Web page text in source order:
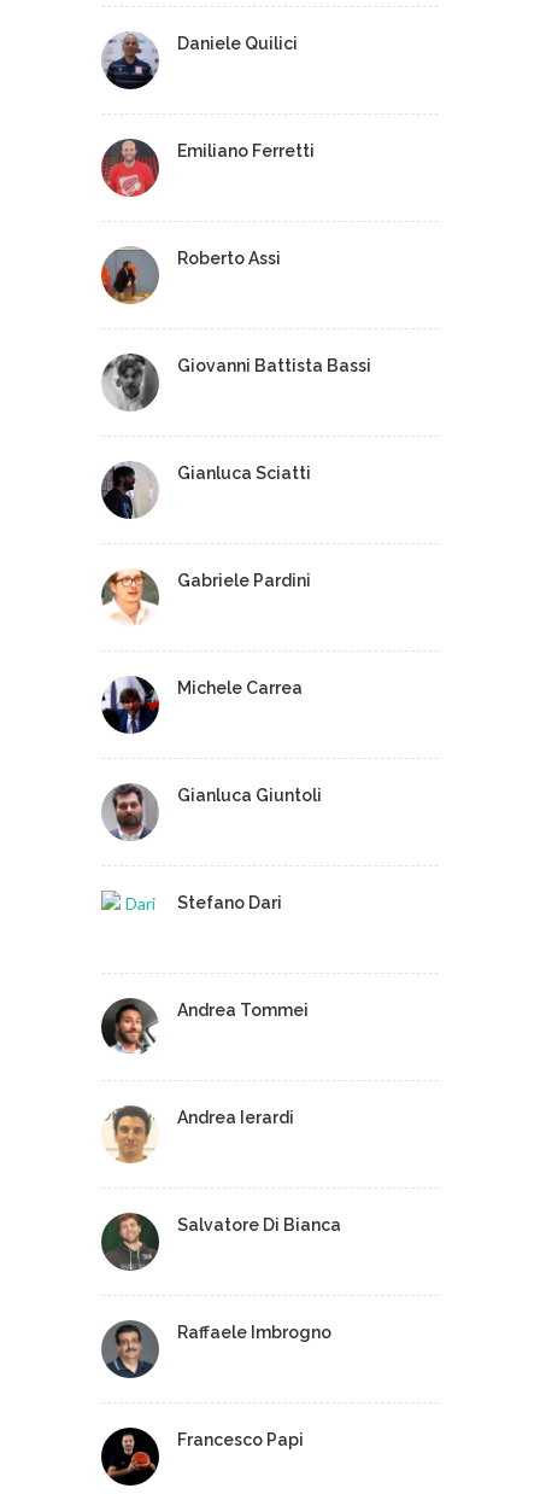
Daniele Quilici
Emiliano Ferretti
Roberto Assi
Giovanni Battista Bassi
Gianluca Sciatti
Gabriele Pardini
Michele Carrea
Gianluca Giuntoli
Stefano Dari
Andrea Tommei
Andrea Ierardi
Salvatore Di Bianca
Raffaele Imbrogno
Francesco Papi